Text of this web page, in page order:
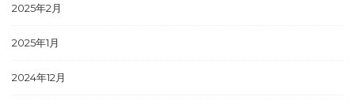
2025年2月
2025年1月
2024年12月